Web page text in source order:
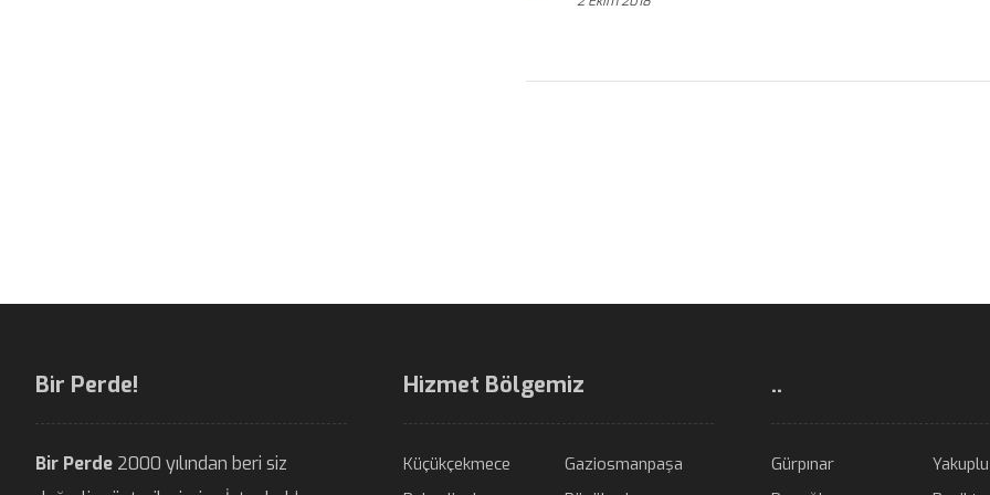
Bir Perde!
Bir Perde 2000 yılından beri siz
Hizmet Bölgemiz
Küçükçekmece
Gaziosmanpaşa
..
Gürpınar
Yakuplu